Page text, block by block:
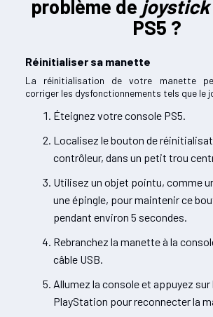
problème de
PS5 ?
Réinitialiser sa manette
La réinitialisation de votre manette
corriger les dysfonctionnements tels que le
Éteignez votre console PS5.
Localisez le bouton de
contrôleur, dans un petit trou
Utilisez un objet pointu, comme
une épingle, pour maintenir ce
pendant environ 5 secondes.
Rebranchez la manette à la console
câble USB.
Allumez la console et appuyez sur
PlayStation pour reconnecter la